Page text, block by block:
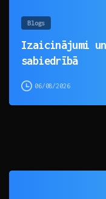
Blogs
Izaicinājumi
sabiedrībā
06/08/2026